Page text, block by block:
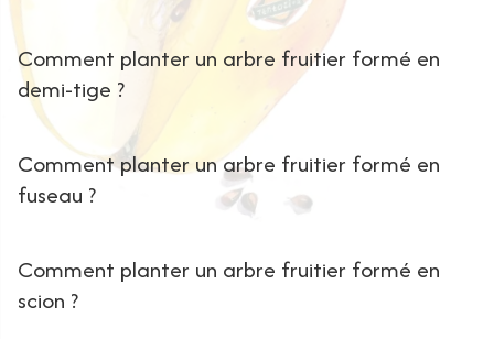
Comment planter un arbre fruitier formé en
demi-tige ?
Comment planter un arbre fruitier formé en
fuseau ?
Comment planter un arbre fruitier formé en
scion ?